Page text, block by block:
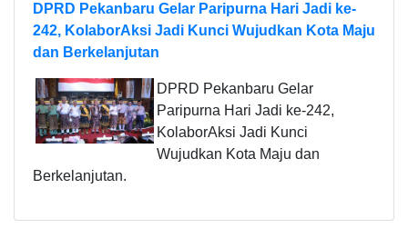
DPRD Pekanbaru Gelar Paripurna Hari Jadi ke-
242, KolaborAksi Jadi Kunci Wujudkan Kota Maju
dan Berkelanjutan
DPRD Pekanbaru Gelar
Paripurna Hari Jadi ke-242,
KolaborAksi Jadi Kunci
Wujudkan Kota Maju dan
Berkelanjutan.